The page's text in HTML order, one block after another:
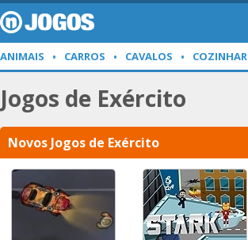
ANIMAIS CARROS CAVALOS COZINHAR
Jogos de Exército
Novos Jogos de Exército